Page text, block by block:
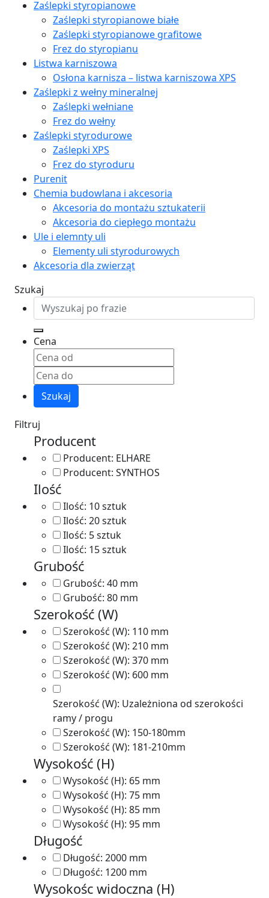
Zaślepki styropianowe
Zaślepki styropianowe białe
Zaślepki styropianowe grafitowe
Frez do styropianu
Listwa karniszowa
Osłona karnisza – listwa karniszowa XPS
Zaślepki z wełny mineralnej
Zaślepki wełniane
Frez do wełny
Zaślepki styrodurowe
Zaślepki XPS
Frez do styroduru
Purenit
Chemia budowlana i akcesoria
Akcesoria do montażu sztukaterii
Akcesoria do ciepłego montażu
Ule i elemnty uli
Elementy uli styrodurowych
Akcesoria dla zwierząt
Szukaj
Cena
Szukaj
Filtruj
Producent
Producent: ELHARE
Producent: SYNTHOS
Ilość
Ilość: 10 sztuk
Ilość: 20 sztuk
Ilość: 5 sztuk
Ilość: 15 sztuk
Grubość
Grubość: 40 mm
Grubość: 80 mm
Szerokość (W)
Szerokość (W): 110 mm
Szerokość (W): 210 mm
Szerokość (W): 370 mm
Szerokość (W): 600 mm
Szerokość (W): Uzależniona od szerokości
ramy / progu
Szerokość (W): 150-180mm
Szerokość (W): 181-210mm
Wysokość (H)
Wysokość (H): 65 mm
Wysokość (H): 75 mm
Wysokość (H): 85 mm
Wysokość (H): 95 mm
Długość
Długość: 2000 mm
Długość: 1200 mm
Wysokośc widoczna (H)